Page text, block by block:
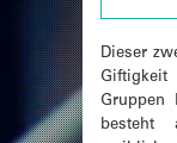
Dieser
Gruppen
besteht